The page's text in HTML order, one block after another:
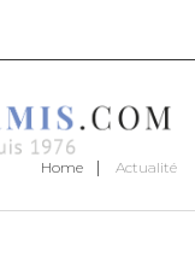
Home Actualité